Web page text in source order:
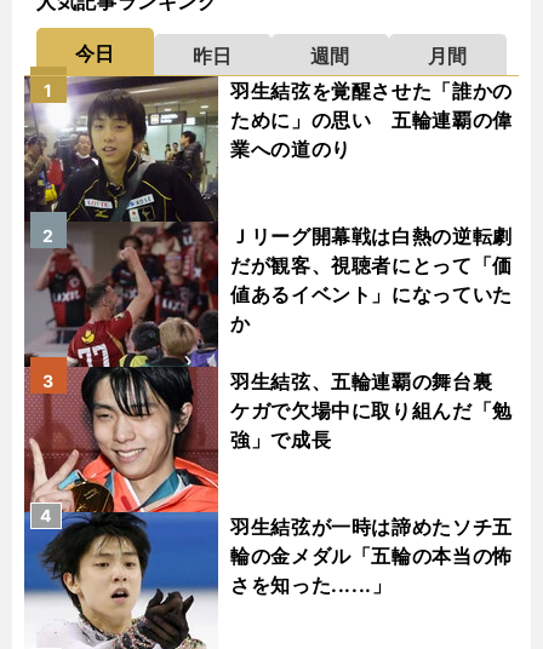
今日 昨日 週間
月間
羽生結弦を覚醒させた「誰かの
ために」の思い 五輪連覇の偉
業への道のり
1
Ｊリーグ開幕戦は白熱の逆転劇
だが観客、視聴者にとって「価
値あるイベント」になっていた
か
2
羽生結弦、五輪連覇の舞台裏
ケガで欠場中に取り組んだ「勉
強」で成長
3
羽生結弦が一時は諦めたソチ五
輪の金メダル「五輪の本当の怖
さを知った......」
4